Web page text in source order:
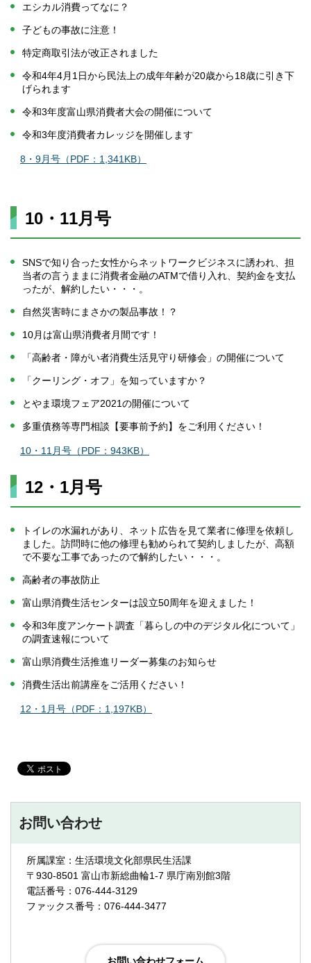
エシカル消費ってなに？
子どもの事故に注意！
特定商取引法が改正されました
令和4年4月1日から民法上の成年年齢が20歳から18歳に引き下
げられます
令和3年度富山県消費者大会の開催について
令和3年度消費者カレッジを開催します
8・9月号（PDF：1,341KB）
10・11月号
SNSで知り合った女性からネットワークビジネスに誘われ、担
当者の言うままに消費者金融のATMで借り入れ、契約金を支払
ったが、解約したい・・・。
自然災害時にまさかの製品事故！？
10月は富山県消費者月間です！
「高齢者・障がい者消費生活見守り研修会」の開催について
「クーリング・オフ」を知っていますか？
とやま環境フェア2021の開催について
多重債務等専門相談【要事前予約】をご利用ください！
10・11月号（PDF：943KB）
12・1月号
トイレの水漏れがあり、ネット広告を見て業者に修理を依頼し
ました。訪問時に他の修理も勧められて契約しましたが、高額
で不要な工事であったので解約したい・・・。
高齢者の事故防止
富山県消費生活センターは設立50周年を迎えました！
令和3年度アンケート調査「暮らしの中のデジタル化について」
の調査速報について
富山県消費生活推進リーダー募集のお知らせ
消費生活出前講座をご活用ください！
12・1月号（PDF：1,197KB）
お問い合わせ
所属課室：生活環境文化部県民生活課
〒930-8501 富山市新総曲輪1-7 県庁南別館3階
電話番号：076-444-3129
ファックス番号：076-444-3477